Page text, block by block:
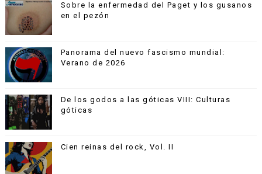
Sobre la enfermedad del Paget y los gusanos
en el pezón
Panorama del nuevo fascismo mundial:
Verano de 2026
De los godos a las góticas VIII: Culturas
góticas
Cien reinas del rock, Vol. II